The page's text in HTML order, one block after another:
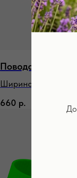
Поводок Geksa
Ширина: 10 / 13 /
660 р.